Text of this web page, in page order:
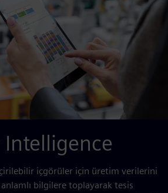
içgörüler için üretim verilerini
anlamlı bilgilere toplayarak tesis